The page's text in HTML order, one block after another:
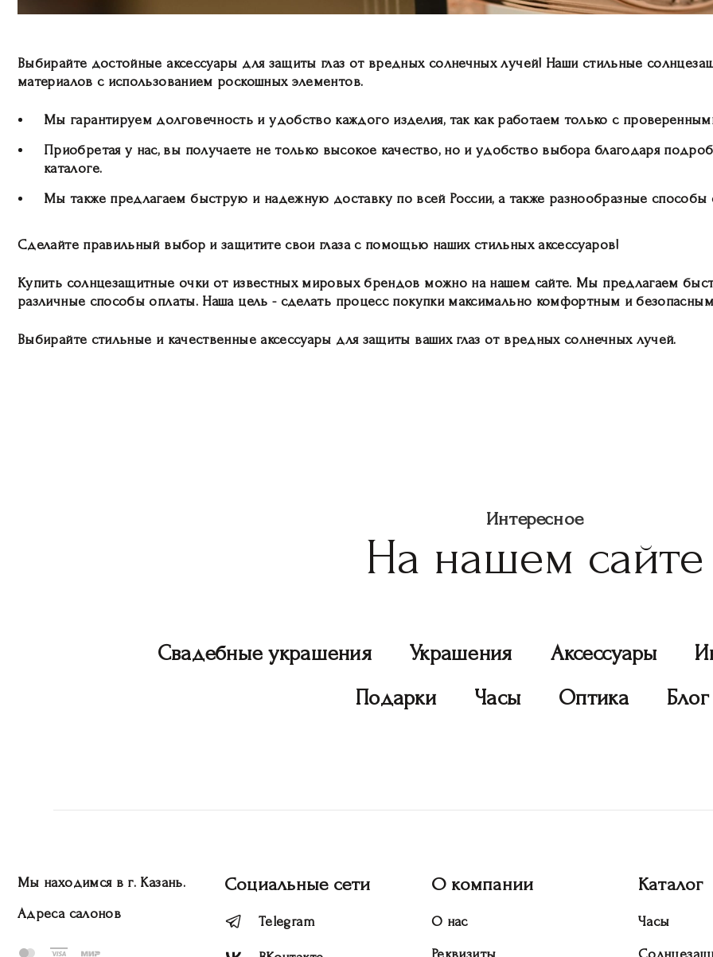
Выбирайте достойные аксессуары для защиты глаз от вредных солнечных лучей! Наши стильные
материалов с использованием роскошных элементов.
Мы гарантируем долговечность и удобство каждого изделия, так как работаем только с
Приобретая у нас, вы получаете не только высокое качество, но и удобство выбора благодаря
каталоге.
Мы также предлагаем быструю и надежную доставку по всей России, а также разнообразные способы
Сделайте правильный выбор и защитите свои глаза с помощью наших стильных аксессуаров!
Купить солнцезащитные очки от известных мировых брендов можно на нашем сайте. Мы предлагаем
различные способы оплаты. Наша цель - сделать процесс покупки максимально комфортным и
Выбирайте стильные и качественные аксессуары для защиты ваших глаз от вредных солнечных лучей.
Интересное
На нашем сайте
Свадебные украшения Украшения Аксессуары
Подарки
Часы Оптика Блог
Мы находимся в г. Казань.
Адреса салонов
Социальные сети
Telegram
О компании
О нас
Каталог
Часы